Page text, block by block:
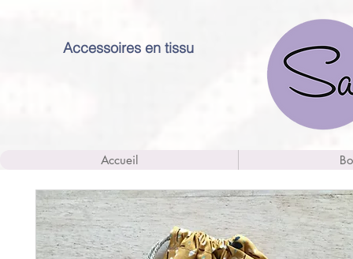
Accessoires en tissu
Accueil